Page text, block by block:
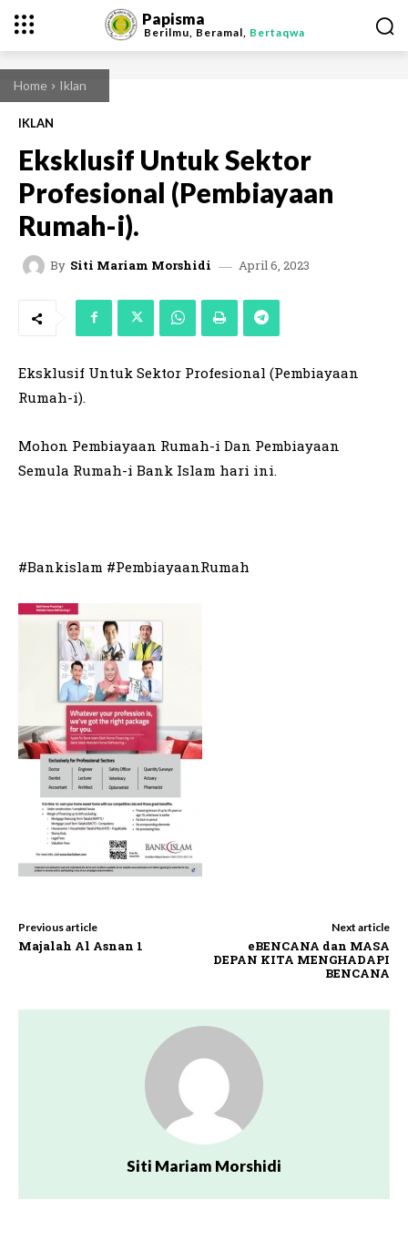
Papisma
Berilmu, Beramal, Bertaqwa
Home Iklan
IKLAN
Eksklusif Untuk Sektor
Profesional (Pembiayaan
Rumah-i).
By Siti Mariam Morshidi April 6, 2023
Eksklusif Untuk Sektor Profesional (Pembiayaan
Rumah-i).
Mohon Pembiayaan Rumah-i Dan Pembiayaan
Semula Rumah-i Bank Islam hari ini.
#Bankislam #PembiayaanRumah
Previous article
Majalah Al Asnan 1
Next article
eBENCANA dan MASA
DEPAN KITA MENGHADAPI
BENCANA
Siti Mariam Morshidi